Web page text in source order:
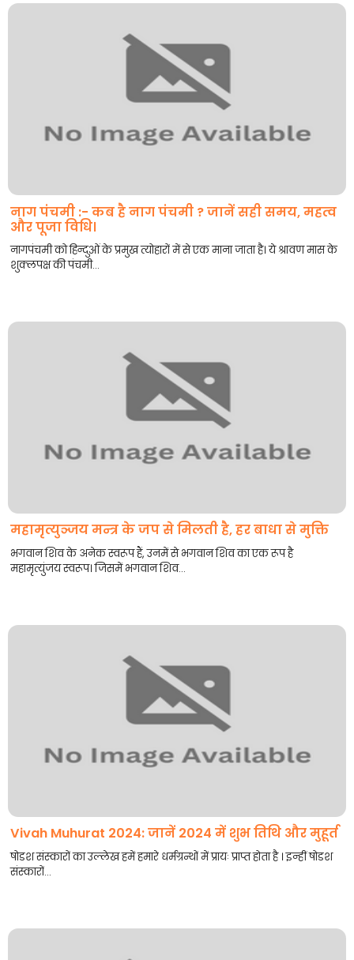
नाग पंचमी :- कब है नाग पंचमी ? जानें सही समय, महत्व
और पूजा विधि।
नागपंचमी को हिन्दुओं के प्रमुख त्योहारों में से एक माना जाता है। ये श्रावण मास के
शुक्लपक्ष की पंचमी...
महामृत्युञ्जय मन्त्र के जप से मिलती है, हर बाधा से मुक्ति
भगवान शिव के अनेक स्वरूप हैं, उनमें से भगवान शिव का एक रूप है
महामृत्युंजय स्वरूप। जिसमें भगवान शिव...
Vivah Muhurat 2024: जानें 2024 में शुभ तिथि और मुहूर्त
षोडश संस्कारों का उल्लेख हमें हमारे धर्मग्रन्थों में प्रायः प्राप्त होता है । इन्हीं षोडश
संस्कारों...